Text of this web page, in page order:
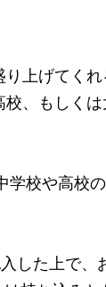
上げてく
、もしく
校や高校
した上で、